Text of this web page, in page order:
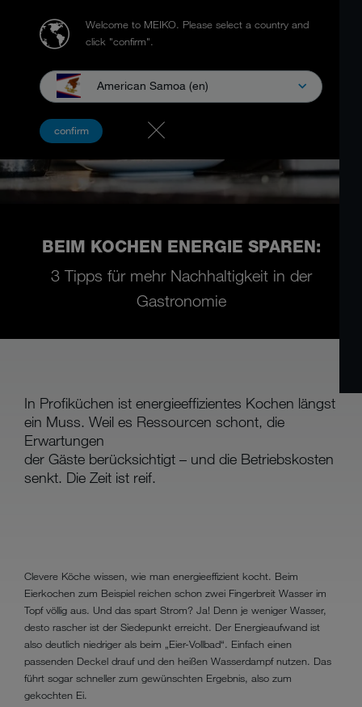
Welcome to MEIKO. Please select a country and
click "confirm".
American Samoa (en)
confirm
BEIM KOCHEN ENERGIE SPAREN:
3 Tipps für mehr Nachhaltigkeit in der
Gastronomie
In Profiküchen ist energieeffizientes Kochen längst
ein Muss. Weil es Ressourcen schont, die
Erwartungen
der Gäste berücksichtigt – und die Betriebskosten
senkt. Die Zeit ist reif.
Clevere Köche wissen, wie man energieeffizient kocht. Beim
Eierkochen zum Beispiel reichen schon zwei Fingerbreit Wasser im
Topf völlig aus. Und das spart Strom? Ja! Denn je weniger Wasser,
desto rascher ist der Siedepunkt erreicht. Der Energieaufwand ist
also deutlich niedriger als beim „Eier-Vollbad“. Einfach einen
passenden Deckel drauf und den heißen Wasserdampf nutzen. Das
führt sogar schneller zum gewünschten Ergebnis, also zum
gekochten Ei.